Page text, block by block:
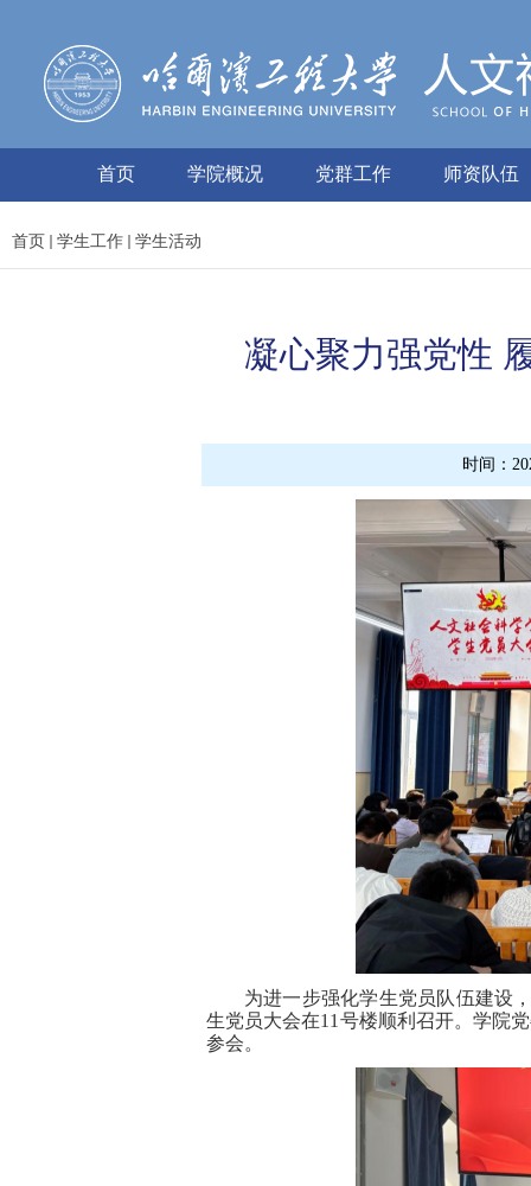
首页 学院概况 党群工作 师资队伍
首页 学生工作 学生活动
凝心聚力强党性
时间：
为进一步强化学生党员队伍建设
生党员大会在11号楼顺利召开。学院
参会。